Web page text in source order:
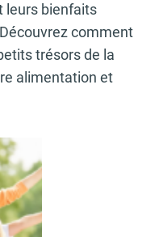
leurs bienfaits
comment
trésors de la
alimentation et